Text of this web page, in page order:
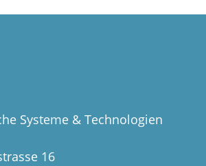
Systeme & Technologien
16